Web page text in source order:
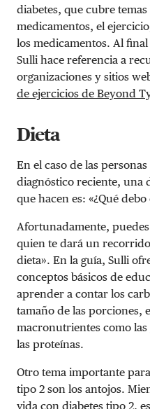
diabetes, que cubre
medicamentos, el
los medicamentos. Al
Sulli hace referencia a
organizaciones y sitios
de ejercicios de Beyond
Dieta
En el caso de las
diagnóstico reciente, una
que hacen es: «¿Qué debo
Afortunadamente,
quien te dará un
dieta». En la guía, Sulli
conceptos básicos de
aprender a contar los
tamaño de las porciones,
macronutrientes como
las proteínas.
Otro tema importante
tipo 2 son los antojos.
vida con diabetes tipo 2,